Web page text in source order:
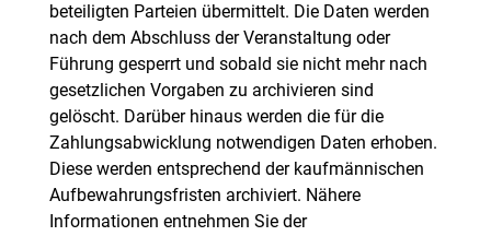
beteiligten Parteien übermittelt. Die Daten werden
nach dem Abschluss der Veranstaltung oder
Führung gesperrt und sobald sie nicht mehr nach
gesetzlichen Vorgaben zu archivieren sind
gelöscht. Darüber hinaus werden die für die
Zahlungsabwicklung notwendigen Daten erhoben.
Diese werden entsprechend der kaufmännischen
Aufbewahrungsfristen archiviert. Nähere
Informationen entnehmen Sie der